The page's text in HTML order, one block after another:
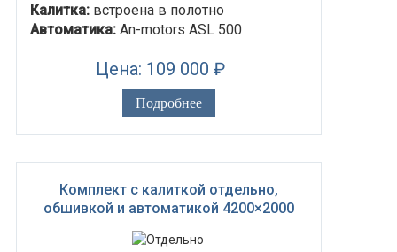
Калитка: встроена в полотно
Автоматика: An-motors ASL 500
Цена: 109 000 ₽
Подробнее
Комплект с калиткой отдельно,
обшивкой и автоматикой 4200×2000